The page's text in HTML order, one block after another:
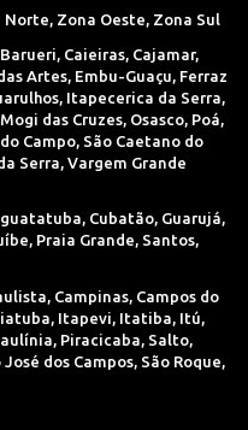
Norte, Zona Oeste, Zona Sul
Barueri Caieiras Cajamar,
Artes Embu-Guaçu Ferraz
Itapecerica da Serra
Mogi das Cruzes Osasco Poá
Campo São Caetano do
Serra Vargem Grande
, Cubatão, Guarujá,
, Praia Grande, Santos,
Campinas Campos do
Itapevi Itatiba Itú
Piracicaba Salto
José dos Campos São Roque